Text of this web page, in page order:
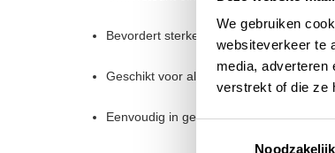
We gebruiken
websiteverkeer te
media, adverteren
verstrekt of die ze
Noodzakelijk
Bevordert sterke wortels, gezonde groei
Geschikt voor alle teeltsystemen: aarde,
Eenvoudig in gebruik, ook voor